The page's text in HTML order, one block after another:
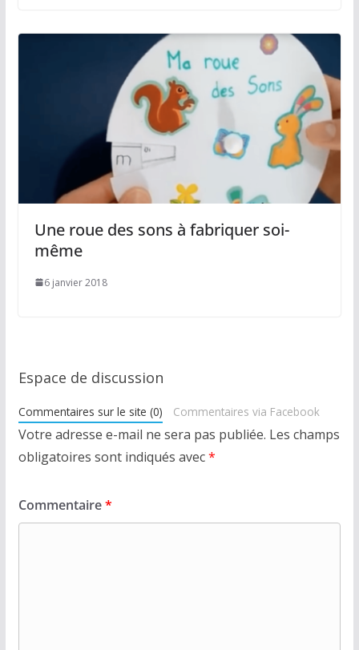
Une roue des sons à fabriquer soi-
même
6 janvier 2018
Espace de discussion
Commentaires sur le site (0) Commentaires via Facebook
Votre adresse e-mail ne sera pas publiée. Les champs
obligatoires sont indiqués avec*
Commentaire*